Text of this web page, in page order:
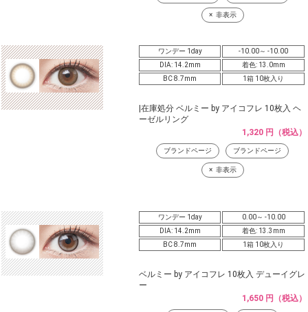
非表示
ワンデー 1day
-10.00～ -10.00
DIA: 14.2mm
着色: 13.0mm
BC 8.7mm
1箱 10枚入り
|在庫処分 ベルミー by アイコフレ 10枚入 ヘ
ーゼルリング
1,320 円（税込）
ブランドページ ブランドページ
非表示
ワンデー 1day
0.00～ -10.00
DIA: 14.2mm
着色: 13.3mm
BC 8.7mm
1箱 10枚入り
ベルミー by アイコフレ 10枚入 デューイグレ
ー
1,650 円（税込）